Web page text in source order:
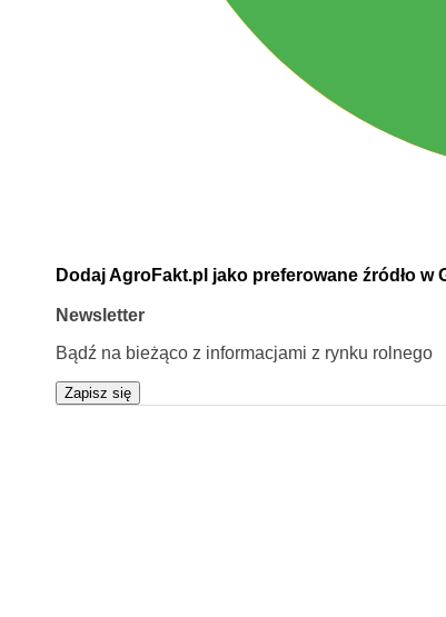
Dodaj AgroFakt.pl jako preferowane źródło w
Newsletter
Bądź na bieżąco z informacjami z rynku rolnego
Zapisz się